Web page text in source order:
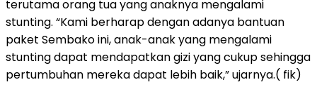
terutama orang tua yang anaknya mengalami
stunting. “Kami berharap dengan adanya bantuan
paket Sembako ini, anak-anak yang mengalami
stunting dapat mendapatkan gizi yang cukup sehingga
pertumbuhan mereka dapat lebih baik,” ujarnya.( fik)